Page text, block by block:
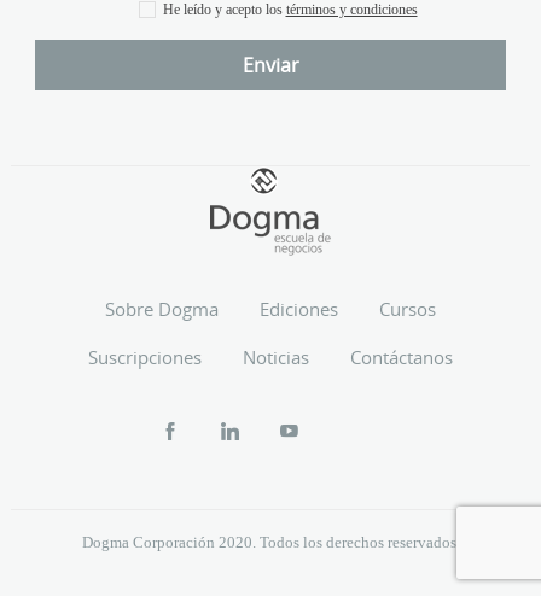
He leído y acepto los términos y condiciones
Sobre Dogma Ediciones
Cursos
Suscripciones
Noticias Contáctanos
Dogma Corporación 2020. Todos los derechos reservados.